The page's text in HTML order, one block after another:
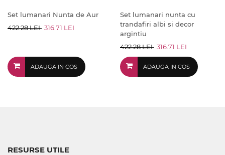
Set lumanari Nunta de Aur
422.28 LEI 316.71 LEI
ADAUGA IN COS
Set lumanari nunta cu
trandafiri albi si decor
argintiu
422.28 LEI 316.71 LEI
ADAUGA IN COS
RESURSE UTILE